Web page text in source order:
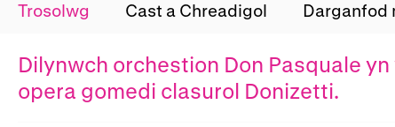
Trosolwg Cast a Chreadigol Darganfod
Dilynwch orchestion Don Pasquale
opera gomedi clasurol Donizetti.